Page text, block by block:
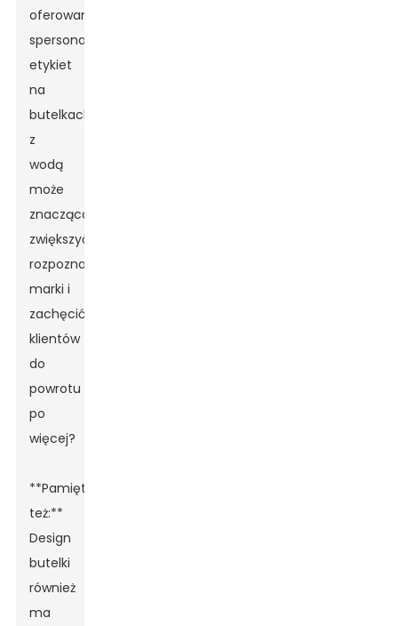
oferowanie
spersonalizowanych
etykiet
na
butelkach
z
wodą
może
znacząco
zwiększyć
rozpoznawalność
marki i
zachęcić
klientów
do
powrotu
po
więcej?
**Pamiętaj
też:**
Design
butelki
również
ma